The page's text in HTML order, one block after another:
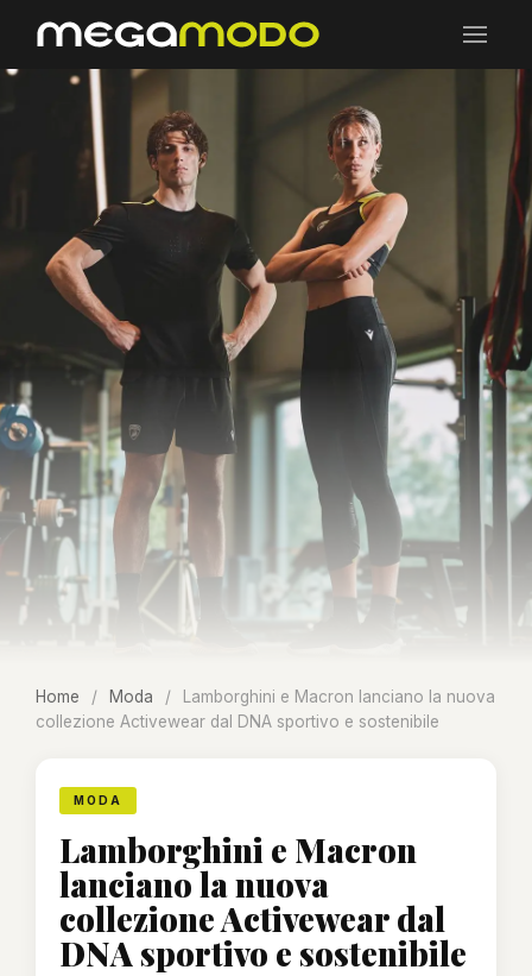
Home / Moda /
Lamborghini e Macron lanciano la nuova
collezione Activewear dal DNA sportivo e sostenibile
MODA
Lamborghini e Macron
lanciano la nuova
collezione Activewear dal
DNA sportivo e sostenibile